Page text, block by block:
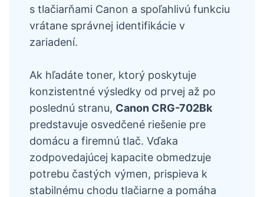
s tlačiarňami Canon a spoľahlivú funkciu
vrátane správnej identifikácie v
zariadení.
Ak hľadáte toner, ktorý poskytuje
konzistentné výsledky od prvej až po
poslednú stranu, Canon CRG-702Bk
predstavuje osvedčené riešenie pre
domácu a firemnú tlač. Vďaka
zodpovedajúcej kapacite obmedzuje
potrebu častých výmen, prispieva k
stabilnému chodu tlačiarne a pomáha